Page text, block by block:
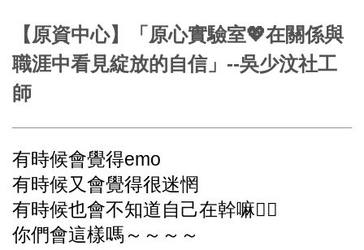
【原資中心】「原心實驗室💖在關係與
職涯中看見綻放的自信」--吳少汶社工
師
有時候會覺得emo
有時候又會覺得很迷惘
有時候也會不知道自己在幹嘛🤷‍♀️
你們會這樣嗎～～～～